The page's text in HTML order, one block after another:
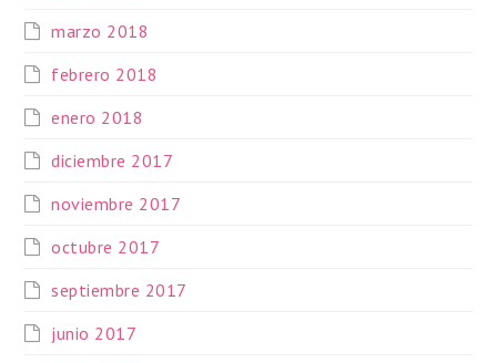
marzo 2018
febrero 2018
enero 2018
diciembre 2017
noviembre 2017
octubre 2017
septiembre 2017
junio 2017